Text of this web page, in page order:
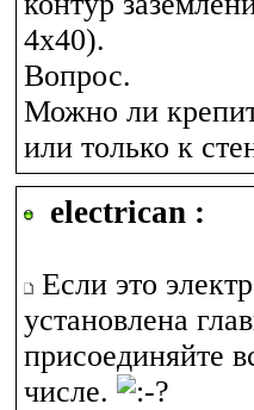
4х40).
Вопрос.
Можно ли
или только к
electrican :
Если это
установлена
присоединяйте
числе.